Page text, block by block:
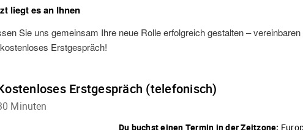
liegt es an Ihnen
Sie uns gemeinsam Ihre neue Rolle erfolgreich gestalten –
Erstgespräch!